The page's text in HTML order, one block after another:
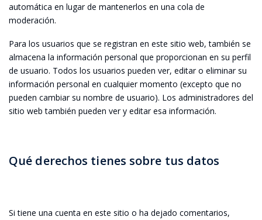
automática en lugar de mantenerlos en una cola de
moderación.
Para los usuarios que se registran en este sitio web, también se
almacena la información personal que proporcionan en su perfil
de usuario. Todos los usuarios pueden ver, editar o eliminar su
información personal en cualquier momento (excepto que no
pueden cambiar su nombre de usuario). Los administradores del
sitio web también pueden ver y editar esa información.
Qué derechos tienes sobre tus datos
Si tiene una cuenta en este sitio o ha dejado comentarios,